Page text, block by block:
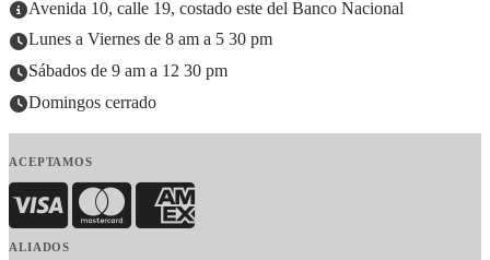
Avenida 10, calle 19, costado este del Banco Nacional
Lunes a Viernes de 8 am a 5 30 pm
Sábados de 9 am a 12 30 pm
Domingos cerrado
ACEPTAMOS
Visa MasterCardAmerican Express
ALIADOS